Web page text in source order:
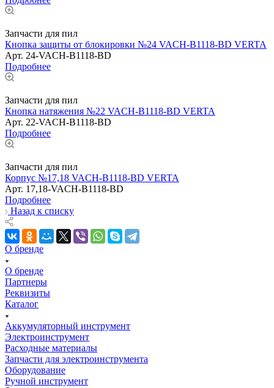
Запчасти для пил
Кнопка защиты от блокировки №24 VACH-B1118-BD VERTA
Арт. 24-VACH-B1118-BD
Подробнее
Запчасти для пил
Кнопка натяжения №22 VACH-B1118-BD VERTA
Арт. 22-VACH-B1118-BD
Подробнее
Запчасти для пил
Корпус №17,18 VACH-B1118-BD VERTA
Арт. 17,18-VACH-B1118-BD
Подробнее
Назад к списку
О бренде
О бренде
Партнеры
Реквизиты
Каталог
Аккумуляторный инструмент
Электроинструмент
Расходные материалы
Запчасти для электроинструмента
Оборудование
Ручной инструмент